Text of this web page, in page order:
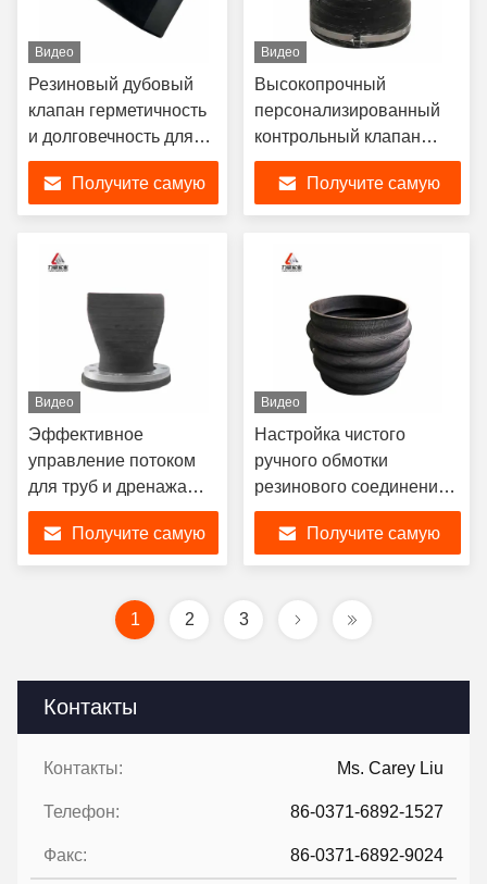
Контакты
Контакты: Ms. Carey Liu
Телефон: 86-0371-6892-1527
Факс: 86-0371-6892-9024
Видео
Резиновый дубовый
клапан герметичность
и долговечность для
всех потребностей в
дренажеПолучите самую
Видео
Высокопрочный
персонализированный
контрольный клапан
Duckbill
Получите самую
Видео
Эффективное
управление потоком
для труб и дренажа
Резиновый дукбиль
клапан идеально
подходит для
Получите самую
Видео
Настройка чистого
ручного обмотки
резинового соединения с
тремя сферами, для
удовлетворения ваших
различных условий
модели размера.
Получите самую
1 2 3